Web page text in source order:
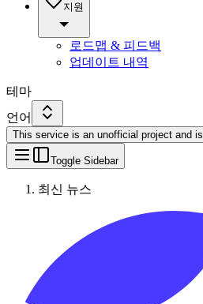
지원
로드맵 & 피드백
업데이트 내역
테마
언어
This service is an unofficial project and is
Toggle Sidebar
최신 뉴스